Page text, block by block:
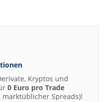
Kryptos und
0 Euro pro Trade
marktüblicher Spreads)!